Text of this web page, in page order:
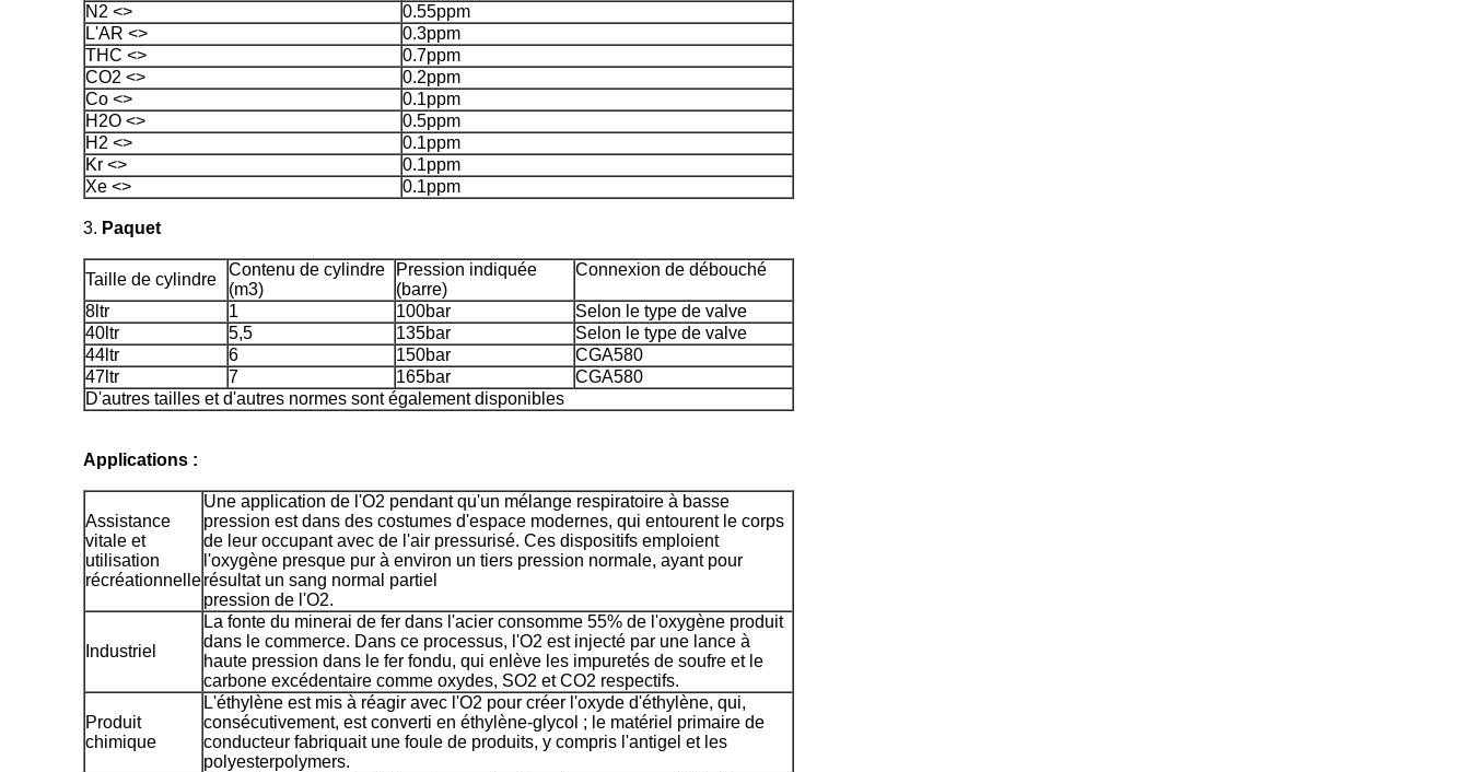
N2 <>
0.55ppm
L'AR <>
0.3ppm
THC <>
0.7ppm
CO2 <>
0.2ppm
Co <>
0.1ppm
H2O <>
0.5ppm
H2 <>
0.1ppm
Kr <>
0.1ppm
Xe <>
0.1ppm
3. Paquet
Taille de cylindre
Contenu de cylindre
(m3)
Pression indiquée
(barre)
Connexion de débouché
8ltr 1 100bar
Selon le type de valve
40ltr
5,5 135bar
Selon le type de valve
44ltr
6 150bar
CGA580
47ltr
7 165bar
CGA580
D'autres tailles et d'autres normes sont également disponibles
Applications :
Assistance
vitale et
utilisation
récréationnelle
Une application de l'O2 pendant qu'un mélange respiratoire à basse
pression est dans des costumes d'espace modernes, qui entourent le corps
de leur occupant avec de l'air pressurisé. Ces dispositifs emploient
l'oxygène presque pur à environ un tiers pression normale, ayant pour
résultat un sang normal partiel
pression de l'O2.
Industriel
La fonte du minerai de fer dans l'acier consomme 55% de l'oxygène produit
dans le commerce. Dans ce processus, l'O2 est injecté par une lance à
haute pression dans le fer fondu, qui enlève les impuretés de soufre et le
carbone excédentaire comme oxydes, SO2 et CO2 respectifs.
Produit
chimique
L'éthylène est mis à réagir avec l'O2 pour créer l'oxyde d'éthylène, qui,
consécutivement, est converti en éthylène-glycol ; le matériel primaire de
conducteur fabriquait une foule de produits, y compris l'antigel et les
polyesterpolymers.